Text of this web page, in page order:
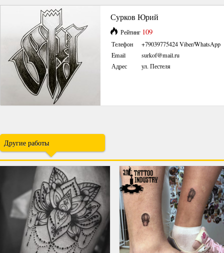
Сурков Юрий
Рейтинг 109
Телефон
+79039775424 Viber/WhatsApp
Email
surkof@mail.ru
Адрес
ул. Пестеля
Другие работы